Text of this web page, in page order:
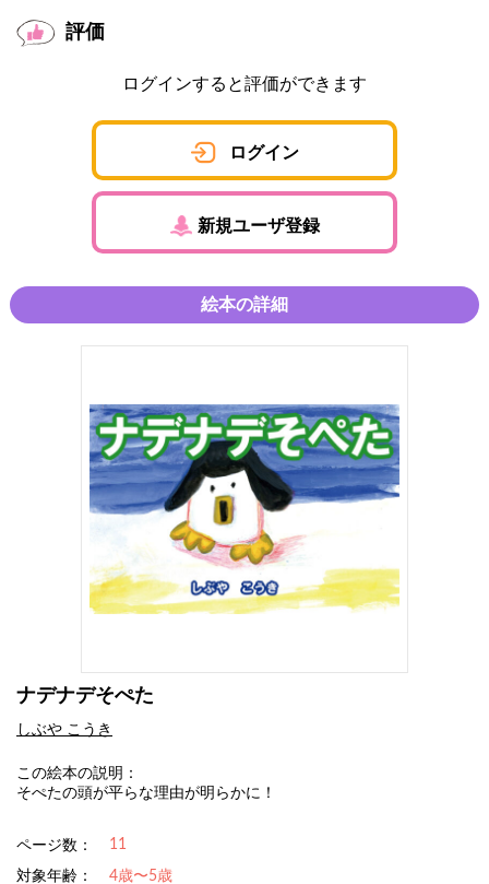
評価
ログインすると評価ができます
ログイン
新規ユーザ登録
絵本の詳細
ナデナデそぺた
しぶや こうき
この絵本の説明：
そぺたの頭が平らな理由が明らかに！
ページ数： 11
対象年齢：
4歳〜5歳